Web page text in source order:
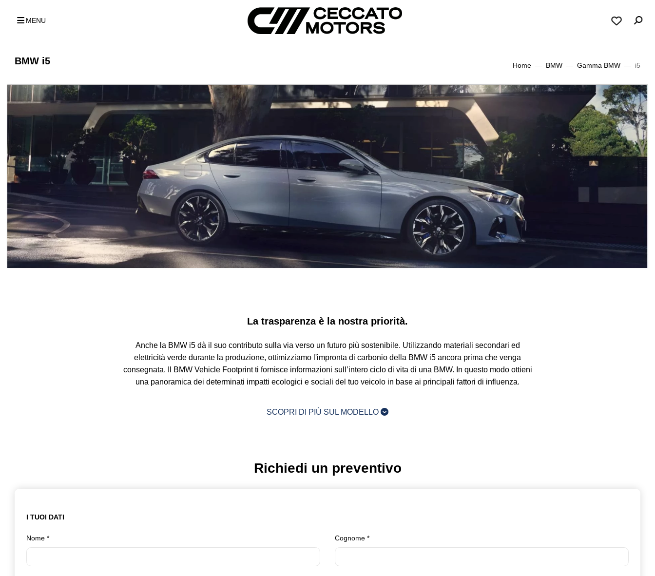
MENU
BMW i5 Home BMW Gamma BMW i5
La trasparenza è la nostra priorità.
Anche la BMW i5 dà il suo contributo sulla via verso un futuro più sostenibile. Utilizzando materiali secondari ed
elettricità verde durante la produzione, ottimizziamo l'impronta di carbonio della BMW i5 ancora prima che venga
consegnata. Il BMW Vehicle Footprint ti fornisce informazioni sull’intero ciclo di vita di una BMW. In questo modo ottieni
una panoramica dei determinati impatti ecologici e sociali del tuo veicolo in base ai principali fattori di influenza.
SCOPRI DI PIÙ SUL MODELLO
Richiedi un preventivo
I TUOI DATI
Nome * Cognome *